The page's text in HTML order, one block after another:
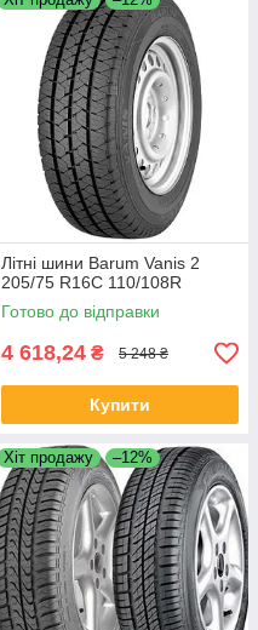
Літні шини Barum Vanis 2
205/75 R16C 110/108R
Готово до відправки
4 618,24 ₴ 5 248 ₴
Купити
Хіт продажу –12%